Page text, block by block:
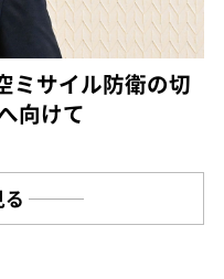
ミサイル防衛の切
向けて